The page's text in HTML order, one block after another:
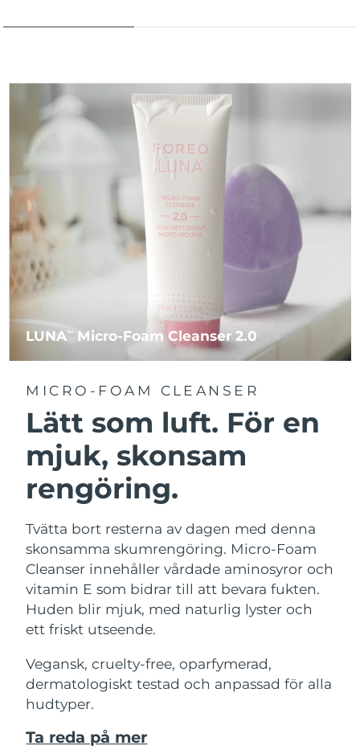
LUNATM Micro-Foam Cleanser 2.0
MICRO-FOAM CLEANSER
Lätt som luft. För en
mjuk, skonsam
rengöring.
Tvätta bort resterna av dagen med denna
skonsamma skumrengöring. Micro-Foam
Cleanser innehåller vårdade aminosyror och
vitamin E som bidrar till att bevara fukten.
Huden blir mjuk, med naturlig lyster och
ett friskt utseende.
Vegansk, cruelty-free, oparfymerad,
dermatologiskt testad och anpassad för alla
hudtyper.
Ta reda på mer